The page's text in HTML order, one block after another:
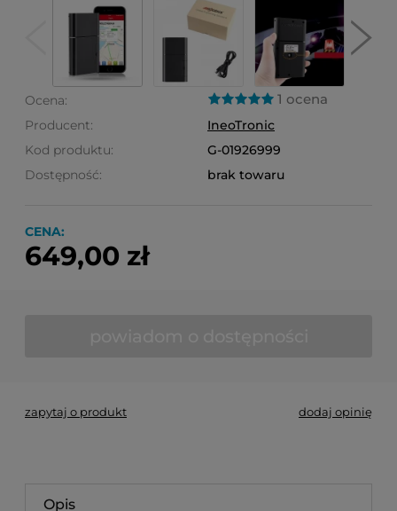
Ocena: 1 ocena
Producent:
IneoTronic
Kod produktu:
G-01926999
Dostępność:
brak towaru
CENA:
649,00 zł
zapytaj o produkt dodaj opinię
Opis